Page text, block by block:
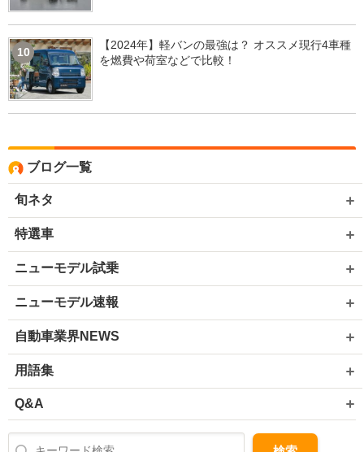
10
【2024年】軽バンの最強は？ オススメ現行4車種
を燃費や荷室などで比較！
ブログ一覧
旬ネタ
特選車
ニューモデル試乗
ニューモデル速報
自動車業界NEWS
用語集
Q&A